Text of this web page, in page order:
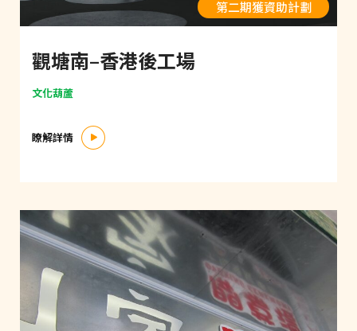
第二期獲資助計劃
觀塘南–香港後工場
文化葫蘆
瞭解詳情